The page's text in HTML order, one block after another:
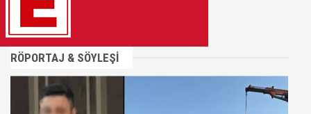
RÖPORTAJ & SÖYLEŞİ